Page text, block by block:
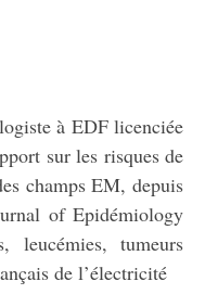
à EDF licenciée
sur les risques de
champs EM, depuis
of Epidémiology
leucémies, tumeurs
de l’électricité